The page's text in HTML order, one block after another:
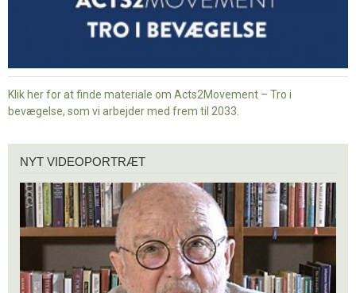
Klik her for at finde materiale om Acts2Movement – Tro i
bevægelse, som vi arbejder med frem til 2033.
videoportræt
NYT VIDEOPORTRÆT